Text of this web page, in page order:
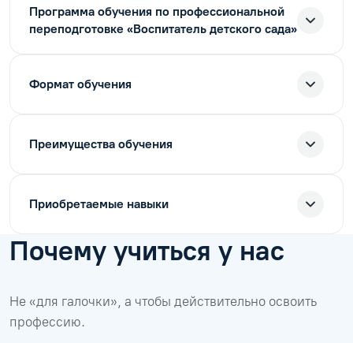
Программа обучения по профессиональной
переподготовке «Воспитатель детского сада»
Формат обучения
Преимущества обучения
Приобретаемые навыки
Почему учиться у нас
Не «для галочки», а чтобы действительно освоить
профессию.